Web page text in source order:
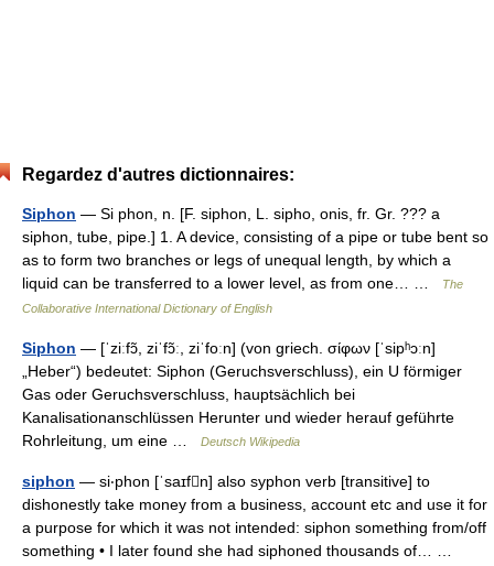
Regardez d'autres dictionnaires:
Siphon — Si phon, n. [F. siphon, L. sipho, onis, fr. Gr. ??? a
siphon, tube, pipe.] 1. A device, consisting of a pipe or tube bent so
as to form two branches or legs of unequal length, by which a
liquid can be transferred to a lower level, as from one… …
The
Collaborative International Dictionary of English
Siphon — [ˈziːfɔ̃, ziˈfɔ̃ː, ziˈfoːn] (von griech. σίφων [ˈsipʰɔːn]
„Heber“) bedeutet: Siphon (Geruchsverschluss), ein U förmiger
Gas oder Geruchsverschluss, hauptsächlich bei
Kanalisationanschlüssen Herunter und wieder herauf geführte
Rohrleitung, um eine …
Deutsch Wikipedia
siphon — si‧phon [ˈsaɪfn] also syphon verb [transitive] to
dishonestly take money from a business, account etc and use it for
a purpose for which it was not intended: siphon something from/​off
something • I later found she had siphoned thousands of… …